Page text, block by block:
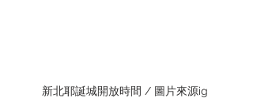
新北耶誕城開放時間 / 圖片來源ig